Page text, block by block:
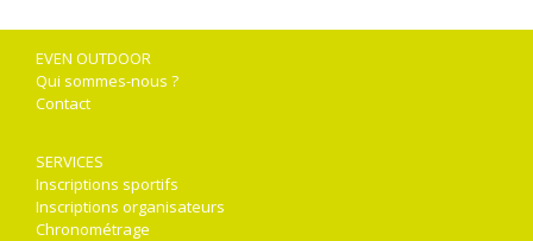
EVEN OUTDOOR
Qui sommes-nous ?
Contact
SERVICES
Inscriptions sportifs
Inscriptions organisateurs
Chronométrage